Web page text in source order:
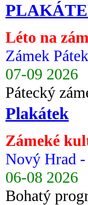
Léto na
Zámek Pátek
07-09 2026
Pátecký
Plakátek
Zámeké
Nový Hrad
06-08 2026
Bohatý